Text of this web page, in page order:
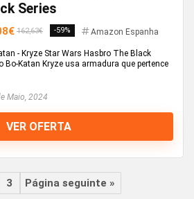
Series
162,63€ -59% Amazon Espanha
- Kryze Star Wars Hasbro The Black
Bo-Katan Kryze usa armadura que pertence
Maio, 2024
VER OFERTA
3 Página seguinte »